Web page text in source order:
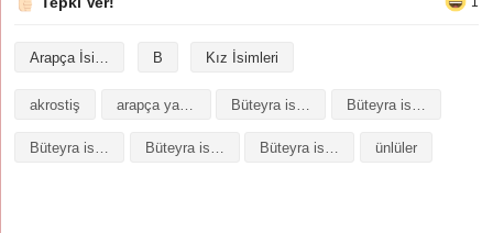
Arapça İsimler B Kız İsimleri
akrostiş arapça yazılışı
Büteyra isminin baş harfleriyle şiir Büteyra isminin kökeni Büteyra isminin numerolojisi ünlüler